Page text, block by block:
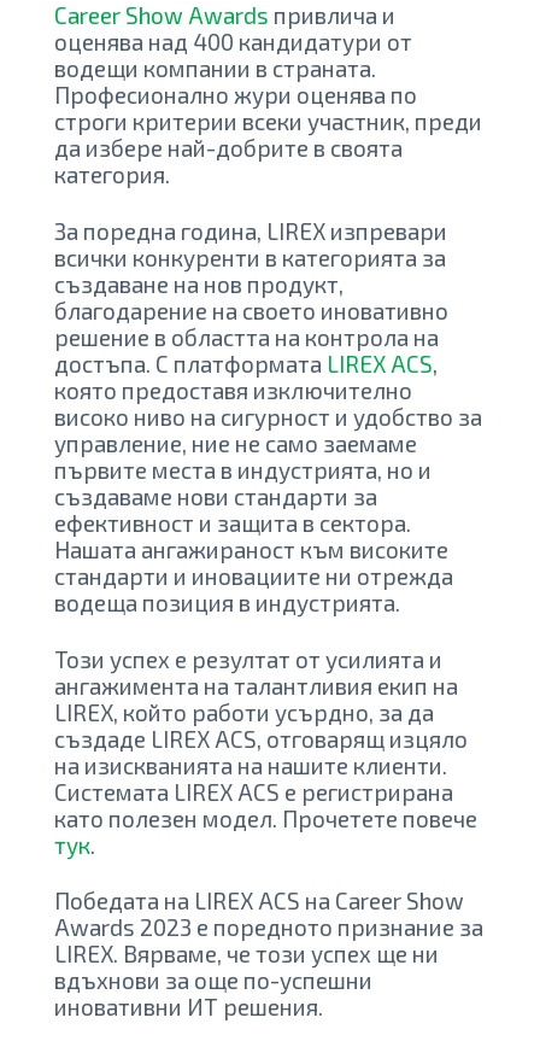
Career Show Awards привлича и
оценява над 400 кандидатури от
водещи компании в страната.
Професионално жури оценява по
строги критерии всеки участник, преди
да избере най-добрите в своята
категория.
За поредна година, LIREX изпревари
всички конкуренти в категорията за
създаване на нов продукт,
благодарение на своето иновативно
решение в областта на контрола на
достъпа. С платформата LIREX ACS,
която предоставя изключително
високо ниво на сигурност и удобство за
управление, ние не само заемаме
първите места в индустрията, но и
създаваме нови стандарти за
ефективност и защита в сектора.
Нашата ангажираност към високите
стандарти и иновациите ни отрежда
водеща позиция в индустрията.
Този успех е резултат от усилията и
ангажимента на талантливия екип на
LIREX, който работи усърдно, за да
създаде LIREX ACS, отговарящ изцяло
на изискванията на нашите клиенти.
Системата LIREX ACS е регистрирана
като полезен модел. Прочетете повече
тук
Победата на LIREX ACS на Career Show
Awards 2023 е поредното признание за
LIREX. Вярваме, че този успех ще ни
вдъхнови за още по-успешни
иновативни ИТ решения.